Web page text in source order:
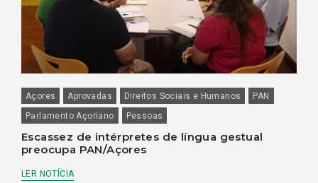
Açores Aprovadas Direitos Sociais e Humanos
PAN
Parlamento Açoriano
Pessoas
Escassez de intérpretes de língua gestual
preocupa PAN/Açores
LER NOTÍCIA